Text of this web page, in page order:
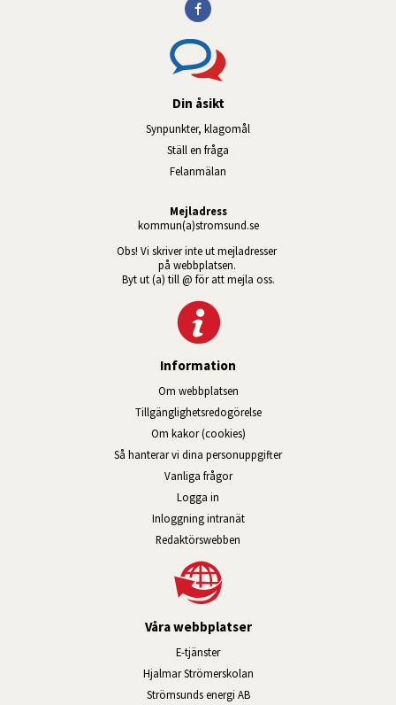
Din åsikt
Synpunkter, klagomål
Ställ en fråga
Felanmälan
Mejladress
kommun(a)stromsund.se
Obs! Vi skriver inte ut mejladresser
på webbplatsen.
Byt ut (a) till @ för att mejla oss.
Information
Om webbplatsen
Tillgänglig­hets­redo­görelse
Om kakor (cookies)
Så hanterar vi dina personuppgifter
Vanliga frågor
Logga in
Inloggning intranätÖppnas i nytt fönster.
Redaktörswebben
Våra webbplatser
E-tjänsterLänk till annan webbplats, öppnas i
Hjalmar StrömerskolanLänk till annan webbplats,
Strömsunds energi ABLänk till annan webbplats,